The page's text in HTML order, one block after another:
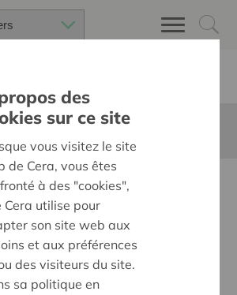
chaleureux et bienveillants
des
sur ce site
vous visitez le site
de Cera, vous êtes
à des "cookies",
Cera utilise pour
son site web aux
et aux préférences
des visiteurs du site.
sa politique en